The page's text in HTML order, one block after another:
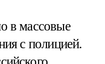
в массовые
с полицией.